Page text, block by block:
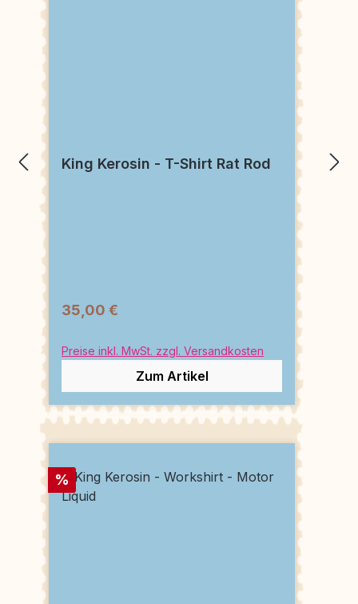
King Kerosin - T-Shirt Rat Rod
35,00 €
Preise inkl. MwSt. zzgl. Versandkosten
Zum Artikel
Rabatt
%